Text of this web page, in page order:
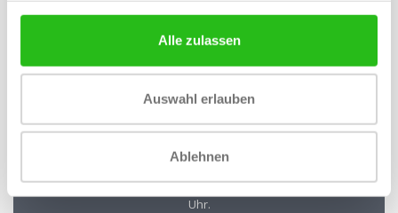
Alle zulassen
Auswahl erlauben
Ablehnen
Kristal-Glas Leerdam
aus Leerdam. Sie können uns auch in unserer Galerie in
Leerdam besuchen. Sie sind herzlich willkommen!
Geöffnet Mittwoch bis Freitag 13 - 17 Uhr Samstag 10 - 17
Uhr.